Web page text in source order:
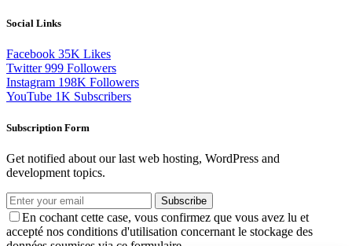
Social Links
Facebook 35K Likes
Twitter 999 Followers
Instagram 198K Followers
YouTube 1K Subscribers
Subscription Form
Get notified about our last web hosting, WordPress and
development topics.
Subscribe
En cochant cette case, vous confirmez que vous avez lu et
accepté nos conditions d'utilisation concernant le stockage des